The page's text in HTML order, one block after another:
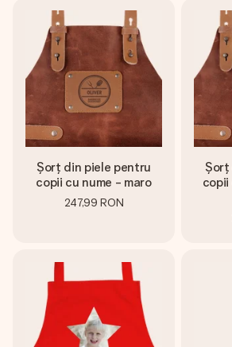
doar bucură-te de moment.
Șorț din piele pentru
copii cu nume - maro
247,99 RON
Șorț
copii